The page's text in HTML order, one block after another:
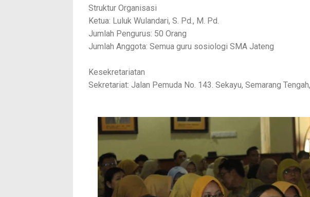
Struktur Organisasi
Ketua: Luluk Wulandari, S. Pd., M. Pd.
Jumlah Pengurus: 50 Orang
Jumlah Anggota: Semua guru sosiologi SMA Jateng
Kesekretariatan
Sekretariat: Jalan Pemuda No. 143. Sekayu, Semarang